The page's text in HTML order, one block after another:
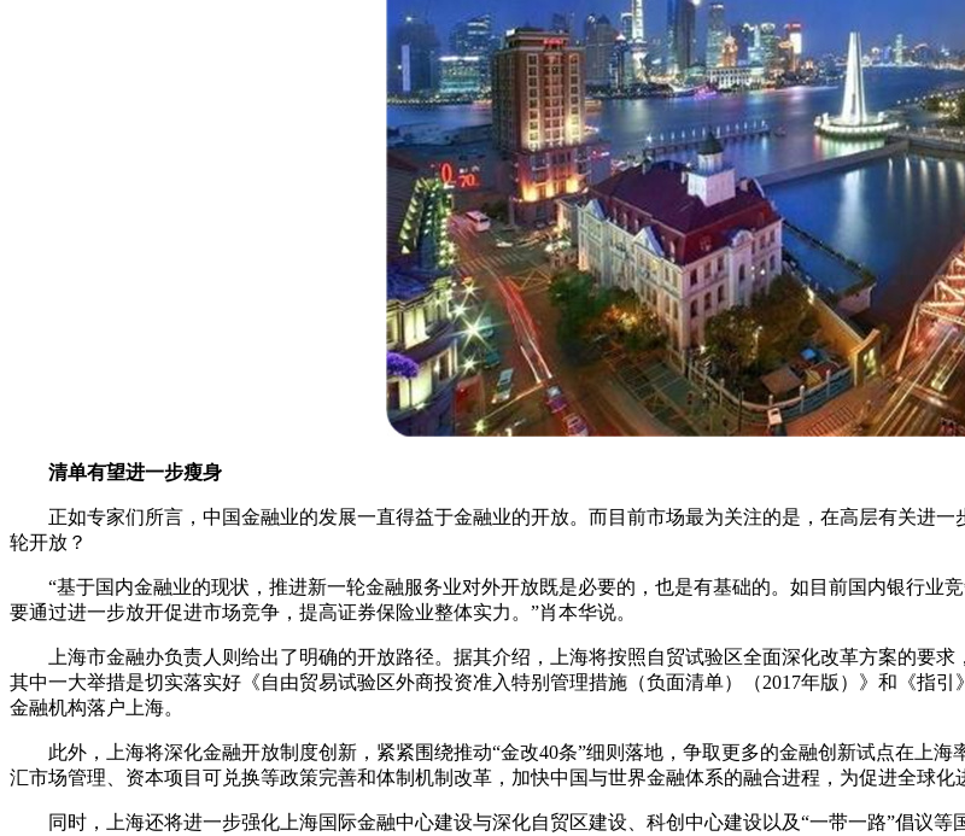
清单有望进一步瘦身
正如专家们所言，中国金融业的发展一直得益于金融业的开放。而目前市场最为关注的是，在高层有关进一
轮开放？
“基于国内金融业的现状，推进新一轮金融服务业对外开放既是必要的，也是有基础的。如目前国内银行业
要通过进一步放开促进市场竞争，提高证券保险业整体实力。”肖本华说。
上海市金融办负责人则给出了明确的开放路径。据其介绍，上海将按照自贸试验区全面深化改革方案的要求
其中一大举措是切实落实好《自由贸易试验区外商投资准入特别管理措施（负面清单）（2017年版）》和《指
金融机构落户上海。
此外，上海将深化金融开放制度创新，紧紧围绕推动“金改40条”细则落地，争取更多的金融创新试点在上海
汇市场管理、资本项目可兑换等政策完善和体制机制改革，加快中国与世界金融体系的融合进程，为促进全球化
同时，上海还将进一步强化上海国际金融中心建设与深化自贸区建设、科创中心建设以及“一带一路”倡议等